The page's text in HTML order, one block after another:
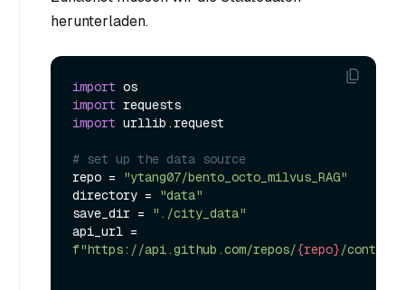
herunterladen.
import
import
import urllib.request
# set up the data source
repo =
"ytang07/bento_octo_milvus_RAG"
directory =
"data"
save_dir =
"./city_data"
f"https://api.github.com/repos/{repo}/